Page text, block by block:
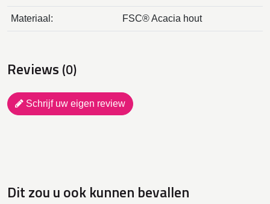
Materiaal: FSC® Acacia hout
Reviews (0)
Schrijf uw eigen review
Dit zou u ook kunnen bevallen